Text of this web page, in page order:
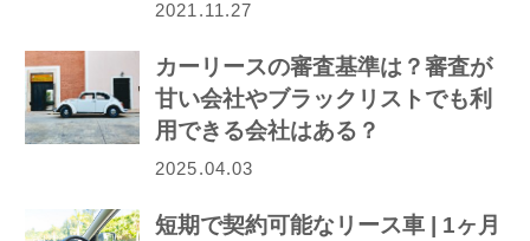
2021.11.27
カーリースの審査基準は？審査が
甘い会社やブラックリストでも利
用できる会社はある？
2025.04.03
短期で契約可能なリース車 | 1ヶ月